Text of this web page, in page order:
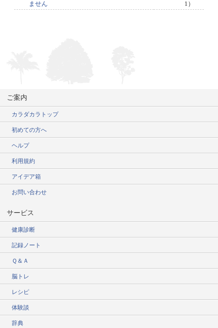
ません
1）
ご案内
カラダカラトップ
初めての方へ
ヘルプ
利用規約
アイデア箱
お問い合わせ
サービス
健康診断
記録ノート
Ｑ＆Ａ
脳トレ
レシピ
体験談
辞典